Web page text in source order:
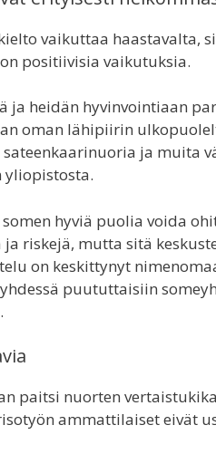
vaikuttaa haastavalta,
positiivisia vaikutuksia.
ja heidän hyvinvointiaan
oman lähipiirin
ja muita
yliopistosta.
hyviä puolia voida
riskejä, mutta sitä
on keskittynyt
puututtaisiin
paitsi nuorten
ammattilaiset eivät